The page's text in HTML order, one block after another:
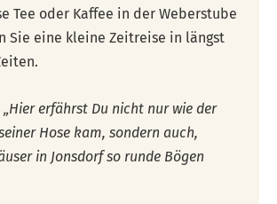
Tee oder Kaffee in der Weberstube
Sie eine kleine Zeitreise in längst
erfährst Du nicht nur wie der
Hose kam, sondern auch,
in Jonsdorf so runde Bögen